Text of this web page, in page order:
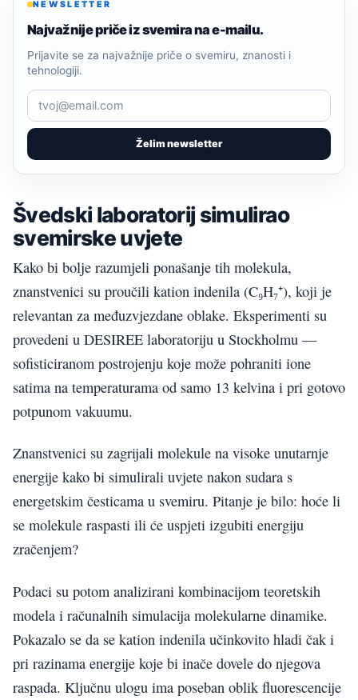
NEWSLETTER
Najvažnije priče iz svemira na e-mailu.
Želim newsletter
Prijavite se za najvažnije priče o svemiru, znanosti i
tehnologiji.
Švedski laboratorij simulirao
svemirske uvjete
Kako bi bolje razumjeli ponašanje tih molekula,
znanstvenici su proučili kation indenila (C₉H₇⁺), koji je
relevantan za međuzvjezdane oblake. Eksperimenti su
provedeni u DESIREE laboratoriju u Stockholmu —
sofisticiranom postrojenju koje može pohraniti ione
satima na temperaturama od samo 13 kelvina i pri gotovo
potpunom vakuumu.
Znanstvenici su zagrijali molekule na visoke unutarnje
energije kako bi simulirali uvjete nakon sudara s
energetskim česticama u svemiru. Pitanje je bilo: hoće li
se molekule raspasti ili će uspjeti izgubiti energiju
zračenjem?
Podaci su potom analizirani kombinacijom teoretskih
modela i računalnih simulacija molekularne dinamike.
Pokazalo se da se kation indenila učinkovito hladi čak i
pri razinama energije koje bi inače dovele do njegova
raspada. Ključnu ulogu ima poseban oblik fluorescencije